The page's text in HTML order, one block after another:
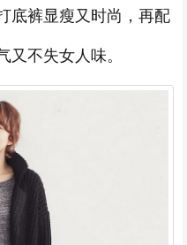
底裤显瘦又时尚，再配
又不失女人味。